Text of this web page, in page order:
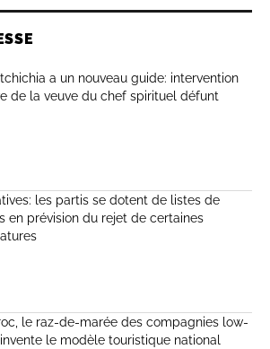
a un nouveau guide: intervention
de la veuve du chef spirituel défunt
les partis se dotent de listes de
en prévision du rejet de certaines
le raz-de-marée des compagnies low-
le modèle touristique national